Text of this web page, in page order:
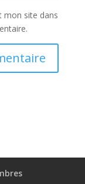
mon site dans